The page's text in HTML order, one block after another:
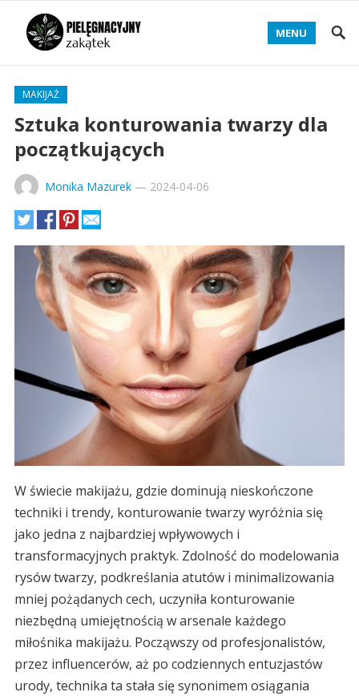
MENU
MAKIJAŻ
Sztuka konturowania twarzy dla
początkujących
Monika Mazurek— 2024-04-06
W świecie makijażu, gdzie dominują nieskończone
techniki i trendy, konturowanie twarzy wyróżnia się
jako jedna z najbardziej wpływowych i
transformacyjnych praktyk. Zdolność do modelowania
rysów twarzy, podkreślania atutów i minimalizowania
mniej pożądanych cech, uczyniła konturowanie
niezbędną umiejętnością w arsenale każdego
miłośnika makijażu. Począwszy od profesjonalistów,
przez influencerów, aż po codziennych entuzjastów
urody, technika ta stała się synonimem osiągania